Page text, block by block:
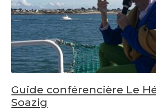
Guide conférencière Le
Soazig